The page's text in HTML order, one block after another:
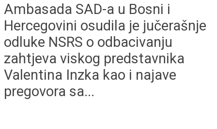
Ambasada SAD-a u Bosni i
Hercegovini osudila je jučerašnje
odluke NSRS o odbacivanju
zahtjeva viskog predstavnika
Valentina Inzka kao i najave
pregovora sa...